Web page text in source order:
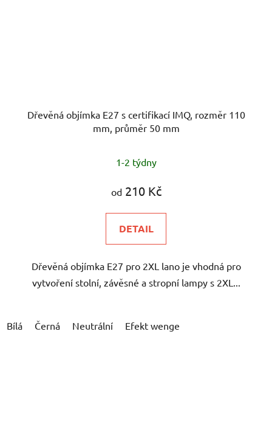
Dřevěná objímka E27 s certifikací IMQ, rozměr 110
mm, průměr 50 mm
1-2 týdny
od210 Kč
DETAIL
Dřevěná objímka E27 pro 2XL lano je vhodná pro
vytvoření stolní, závěsné a stropní lampy s 2XL...
Bílá Černá Neutrální Efekt wenge